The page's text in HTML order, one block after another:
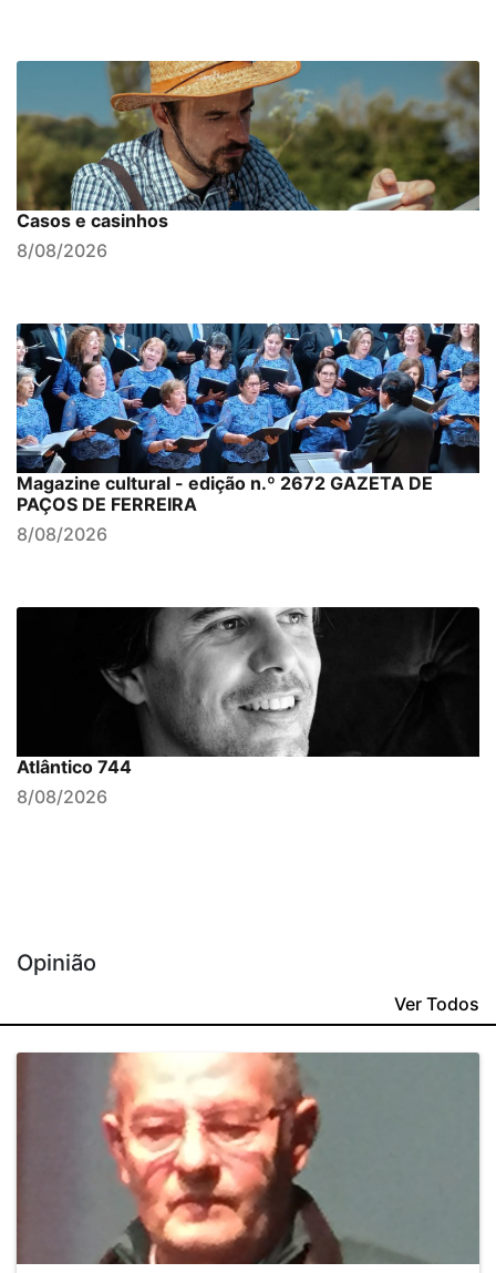
Casos e casinhos
8/08/2026
Magazine cultural - edição n.º 2672 GAZETA DE
PAÇOS DE FERREIRA
8/08/2026
Atlântico 744
8/08/2026
Opinião
Ver Todos